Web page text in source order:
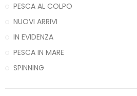
PESCA AL COLPO
NUOVI ARRIVI
IN EVIDENZA
PESCA IN MARE
SPINNING